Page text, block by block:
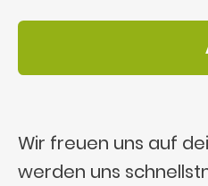
Wir freuen uns auf
werden uns